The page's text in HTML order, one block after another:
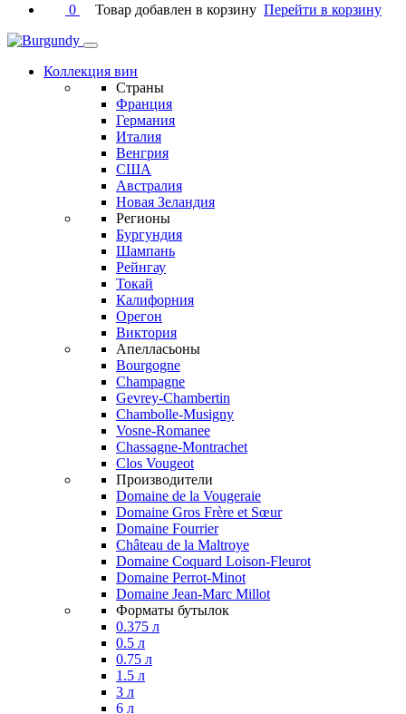
0
Товар добавлен в корзину Перейти в корзину
Коллекция вин
Страны
Франция
Германия
Италия
Венгрия
США
Австралия
Новая Зеландия
Регионы
Бургундия
Шампань
Рейнгау
Токай
Калифорния
Орегон
Виктория
Апелласьоны
Bourgogne
Champagne
Gevrey-Chambertin
Chambolle-Musigny
Vosne-Romanee
Chassagne-Montrachet
Clos Vougeot
Производители
Domaine de la Vougeraie
Domaine Gros Frère et Sœur
Domaine Fourrier
Château de la Maltroye
Domaine Coquard Loison-Fleurot
Domaine Perrot-Minot
Domaine Jean-Marc Millot
Форматы бутылок
0.375 л
0.5 л
0.75 л
1.5 л
3 л
6 л